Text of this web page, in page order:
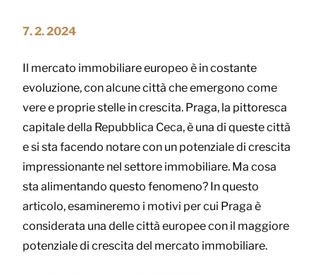
7. 2. 2024
Il mercato immobiliare europeo è in costante
evoluzione, con alcune città che emergono come
vere e proprie stelle in crescita. Praga, la pittoresca
capitale della Repubblica Ceca, è una di queste città
e si sta facendo notare con un potenziale di crescita
impressionante nel settore immobiliare. Ma cosa
sta alimentando questo fenomeno? In questo
articolo, esamineremo i motivi per cui Praga è
considerata una delle città europee con il maggiore
potenziale di crescita del mercato immobiliare.